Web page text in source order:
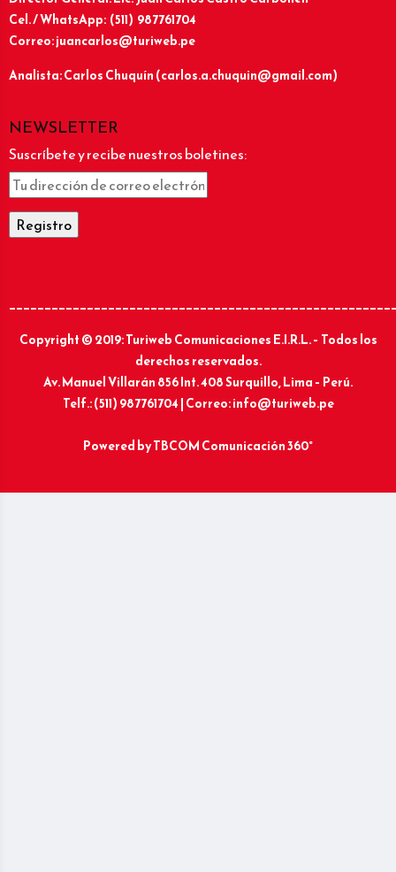
Cel. / WhatsApp: (511) 987761704
Correo: juancarlos@turiweb.pe
Analista: Carlos Chuquín (carlos.a.chuquin@gmail.com)
NEWSLETTER
Suscríbete y recibe nuestros boletines:
Copyright © 2019: Turiweb Comunicaciones E.I.R.L. – Todos los
derechos reservados.
Av. Manuel Villarán 856 Int. 408 Surquillo, Lima – Perú.
Telf.: (511) 987761704 | Correo: info@turiweb.pe
Powered byTBCOM Comunicación 360°